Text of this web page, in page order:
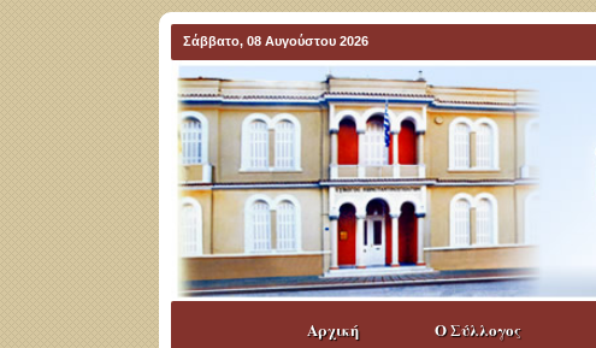
Σάββατο, 08 Αυγούστου 2026
Αρχική Ο Σύλλογος